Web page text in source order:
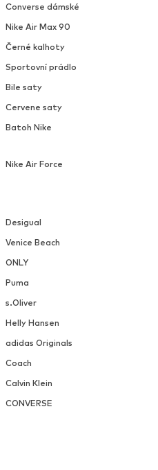
Converse dámské
Nike Air Max 90
Černé kalhoty
Sportovní prádlo
Bile saty
Cervene saty
Batoh Nike
Nike Air Force
Desigual
Venice Beach
ONLY
Puma
s.Oliver
Helly Hansen
adidas Originals
Coach
Calvin Klein
CONVERSE